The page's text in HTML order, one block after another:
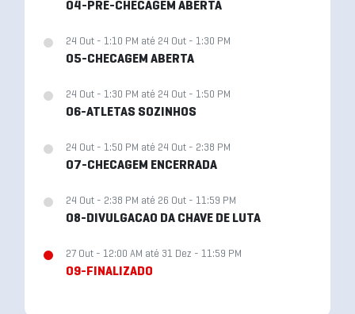
04-PRÉ-CHECAGEM ABERTA
24 Out - 1:10 PM até 24 Out - 1:30 PM
05-CHECAGEM ABERTA
24 Out - 1:30 PM até 24 Out - 1:50 PM
06-ATLETAS SOZINHOS
24 Out - 1:50 PM até 24 Out - 2:38 PM
07-CHECAGEM ENCERRADA
24 Out - 2:38 PM até 26 Out - 11:59 PM
08-DIVULGACAO DA CHAVE DE LUTA
27 Out - 12:00 AM até 31 Dez - 11:59 PM
09-FINALIZADO